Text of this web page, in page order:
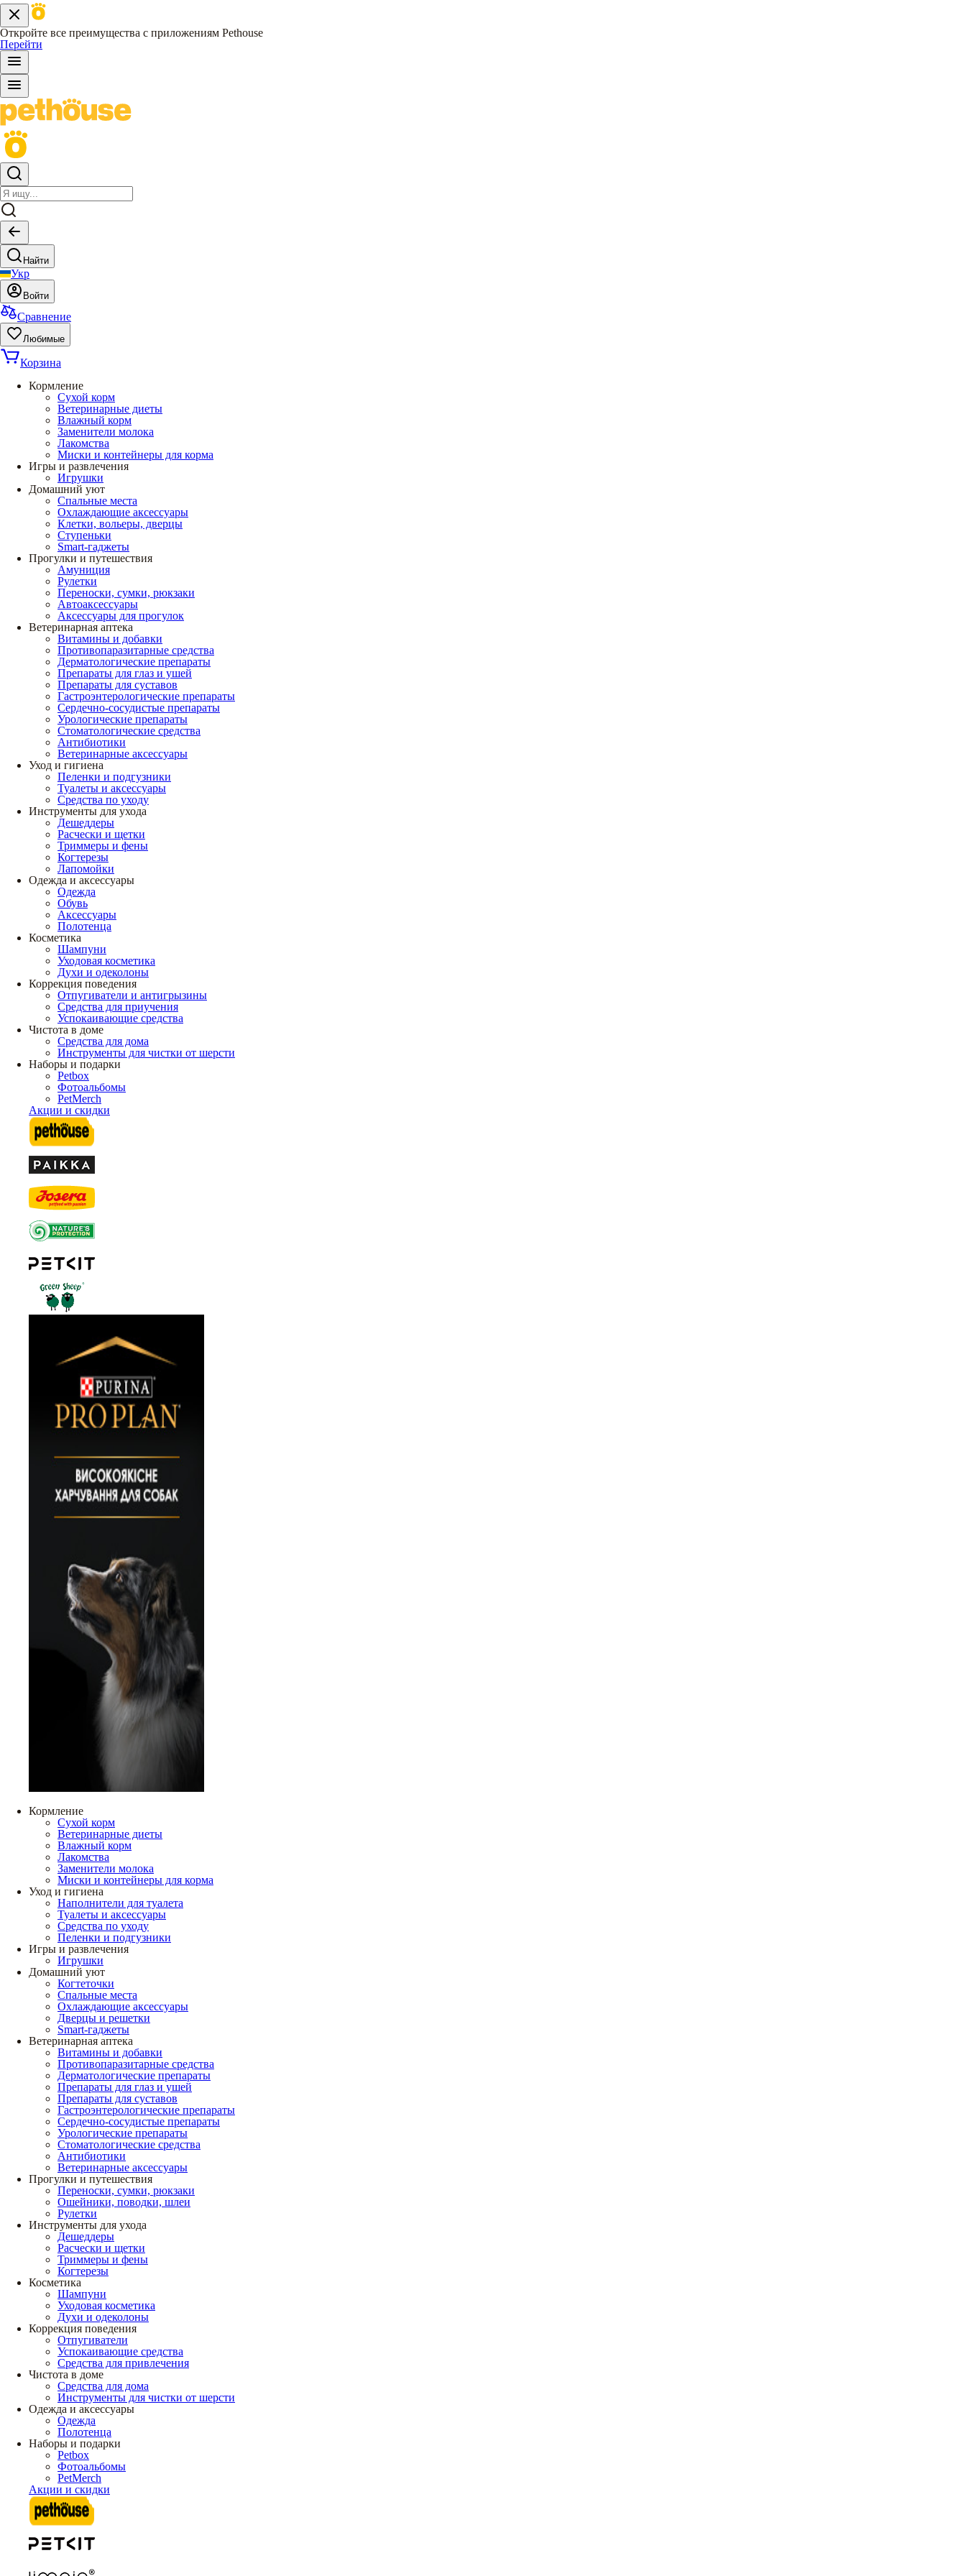
Откройте все преимущества с приложениям Pethouse
Перейти
Найти
Укр
Войти
Сравнение
Любимые
Корзина
Кормление
Сухой корм
Ветеринарные диеты
Влажный корм
Заменители молока
Лакомства
Миски и контейнеры для корма
Игры и развлечения
Игрушки
Домашний уют
Спальные места
Охлаждающие аксессуары
Клетки, вольеры, дверцы
Ступеньки
Smart-гаджеты
Прогулки и путешествия
Амуниция
Рулетки
Переноски, сумки, рюкзаки
Автоаксессуары
Аксессуары для прогулок
Ветеринарная аптека
Витамины и добавки
Противопаразитарные средства
Дерматологические препараты
Препараты для глаз и ушей
Препараты для суставов
Гастроэнтерологические препараты
Сердечно-сосудистые препараты
Урологические препараты
Стоматологические средства
Антибиотики
Ветеринарные аксессуары
Уход и гигиена
Пеленки и подгузники
Туалеты и аксессуары
Средства по уходу
Инструменты для ухода
Дешеддеры
Расчески и щетки
Триммеры и фены
Когтерезы
Лапомойки
Одежда и аксессуары
Одежда
Обувь
Аксессуары
Полотенца
Косметика
Шампуни
Уходовая косметика
Духи и одеколоны
Коррекция поведения
Отпугиватели и антигрызины
Средства для приучения
Успокаивающие средства
Чистота в доме
Средства для дома
Инструменты для чистки от шерсти
Наборы и подарки
Petbox
Фотоальбомы
PetMerch
Акции и скидки
Кормление
Сухой корм
Ветеринарные диеты
Влажный корм
Лакомства
Заменители молока
Миски и контейнеры для корма
Уход и гигиена
Наполнители для туалета
Туалеты и аксессуары
Средства по уходу
Пеленки и подгузники
Игры и развлечения
Игрушки
Домашний уют
Когтеточки
Спальные места
Охлаждающие аксессуары
Дверцы и решетки
Smart-гаджеты
Ветеринарная аптека
Витамины и добавки
Противопаразитарные средства
Дерматологические препараты
Препараты для глаз и ушей
Препараты для суставов
Гастроэнтерологические препараты
Сердечно-сосудистые препараты
Урологические препараты
Стоматологические средства
Антибиотики
Ветеринарные аксессуары
Прогулки и путешествия
Переноски, сумки, рюкзаки
Ошейники, поводки, шлеи
Рулетки
Инструменты для ухода
Дешеддеры
Расчески и щетки
Триммеры и фены
Когтерезы
Косметика
Шампуни
Уходовая косметика
Духи и одеколоны
Коррекция поведения
Отпугиватели
Успокаивающие средства
Средства для привлечения
Чистота в доме
Средства для дома
Инструменты для чистки от шерсти
Одежда и аксессуары
Одежда
Полотенца
Наборы и подарки
Petbox
Фотоальбомы
PetMerch
Акции и скидки